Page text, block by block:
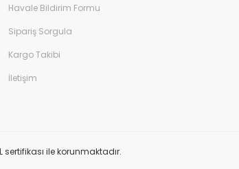
Havale Bildirim Formu
Sipariş Sorgula
Kargo Takibi
İletişim
sertifikası ile korunmaktadır.